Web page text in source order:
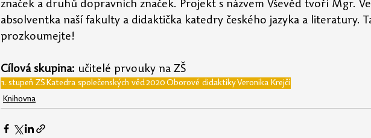
značek a druhů dopravních značek. Projekt s názvem Vševěd tvoří Mgr.
absolventka naší fakulty a didaktička katedry českého jazyka a literatury.
prozkoumejte!
Cílová skupina: učitelé prvouky na ZŠ
1. stupeň ZŠ Katedra společenských věd2020 Oborové didaktikyVeronika Krejčí
Knihovna